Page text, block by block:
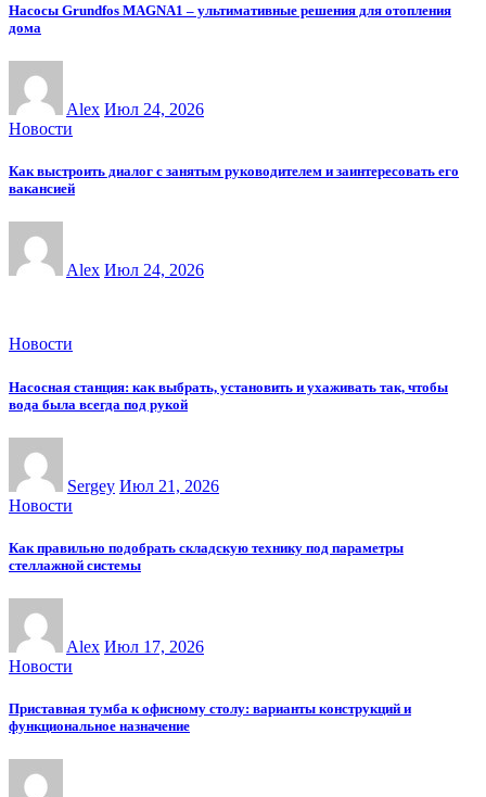
Насосы Grundfos MAGNA1 – ультимативные решения для отопления
дома
Alex Июл 24, 2026
Новости
Как выстроить диалог с занятым руководителем и заинтересовать его
вакансией
Alex Июл 24, 2026
Новости
Насосная станция: как выбрать, установить и ухаживать так, чтобы
вода была всегда под рукой
Sergey Июл 21, 2026
Новости
Как правильно подобрать складскую технику под параметры
стеллажной системы
Alex Июл 17, 2026
Новости
Приставная тумба к офисному столу: варианты конструкций и
функциональное назначение